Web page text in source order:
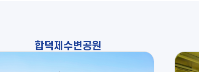
합덕제수변공원